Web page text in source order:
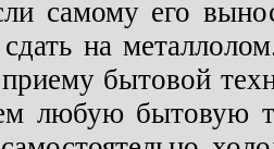
самому его
на
бытовой
любую бытовую